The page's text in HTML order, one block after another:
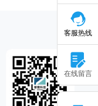
客服热线
在线留言